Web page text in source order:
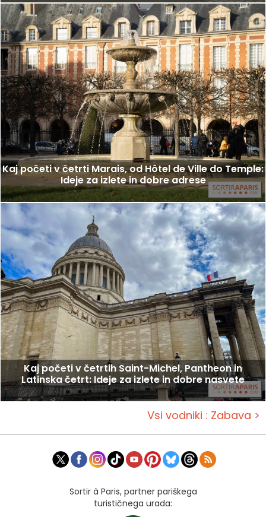
Kaj početi v četrti Marais, od Hôtel de Ville do Temple:
Ideje za izlete in dobre adrese
Kaj početi v četrtih Saint-Michel, Pantheon in
Latinska četrt: Ideje za izlete in dobre nasvete
Vsi vodniki : Zabava >
Sortir à Paris, partner pariškega
turističnega urada: